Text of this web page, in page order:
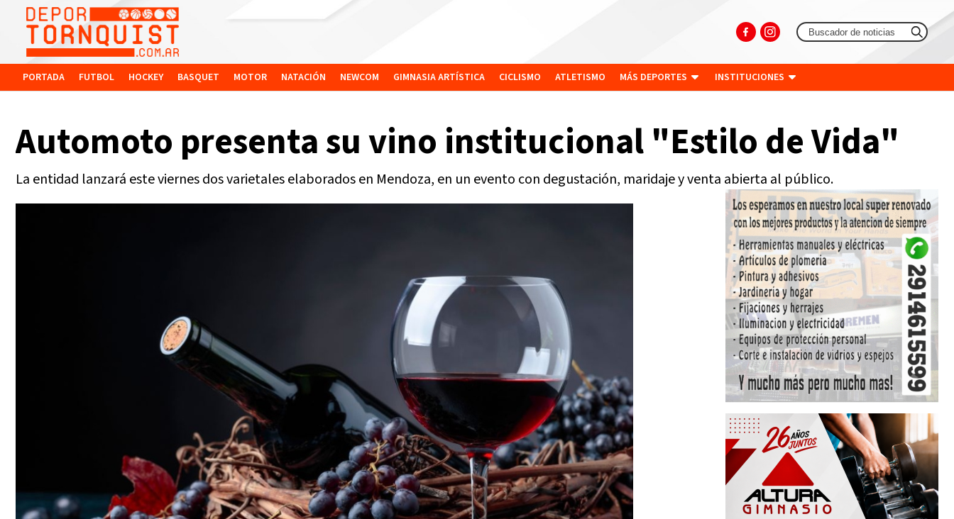
PORTADA FUTBOL HOCKEY BASQUET MOTOR NATACIÓN NEWCOM GIMNASIA ARTÍSTICA CICLISMO ATLETISMO MÁS DEPORTES INSTITUCIONES
Automoto presenta su vino institucional "Estilo de Vida"
La entidad lanzará este viernes dos varietales elaborados en Mendoza, en un evento con degustación, maridaje y venta abierta al público.